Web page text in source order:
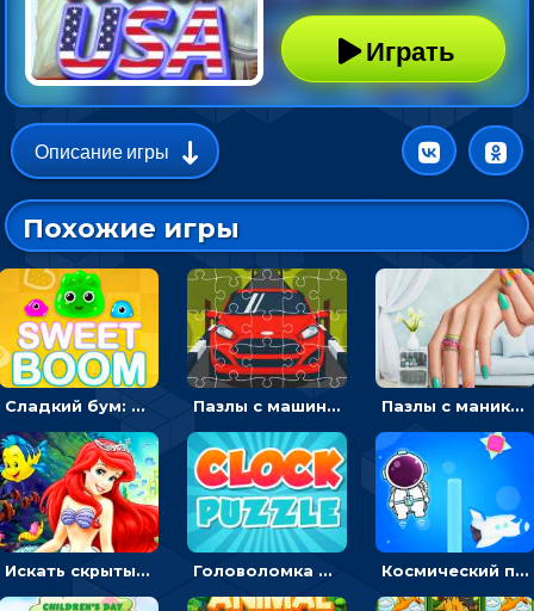
Играть
Описание игры
Похожие игры
Сладкий бум: тапнуть, чтобы взорвать желейки - головоломка Пазлы с машинами Форд: собирать картинки и открывать новые Пазлы с маникюром: собери идеальный рисунок для ногтей
Искать скрытый алфавит на картинках с мультяшными героями - головоломка для детей Головоломка с часами для детей: читать время по циферблату Космический побег: двигать космонавта, чтобы попасть к кораблю